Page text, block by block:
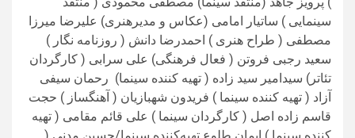
سینمایی ) ساتیار امامی (عکاس و مدیرهنری) علیرضا میرزا
مصطفی ( طراح هنری ) احمدرضا دانش ( روزنامه نگار )
سعید رجبی فروتن ( فعال فرهنگی) علی سرابی ( کارگردان
تئاتر) سیدامیر سید زاده ( تهیه کننده سینما) رحمان سیفی
آزاد ( تهیه کننده سینما ) فریدون شهبازیان ( آهنگساز ) حجت
قاسم زاده اصل ( کارگردان سینما ) علی قائم مقامی ( تهیه